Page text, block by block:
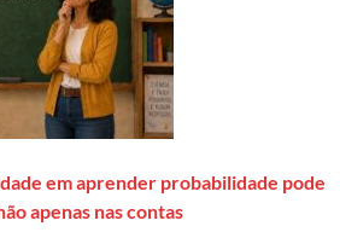
em aprender probabilidade pode
apenas nas contas